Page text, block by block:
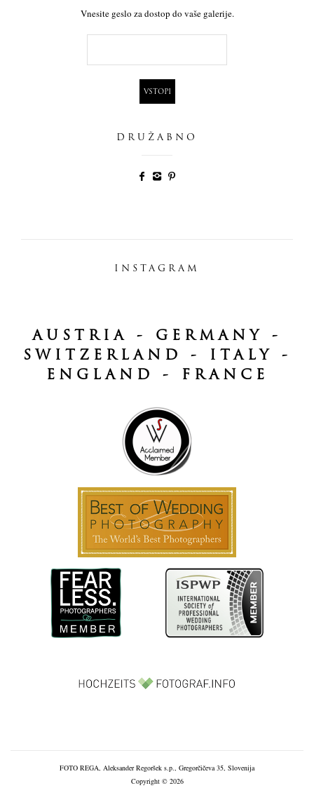
Vnesite geslo za dostop do vaše galerije.
DRUŽABNO
INSTAGRAM
AUSTRIA - GERMANY -
SWITZERLAND - ITALY -
ENGLAND - FRANCE
FOTO REGA, Aleksander Regoršek s.p., Gregorčičeva 35, Slovenija
Copyright © 2026